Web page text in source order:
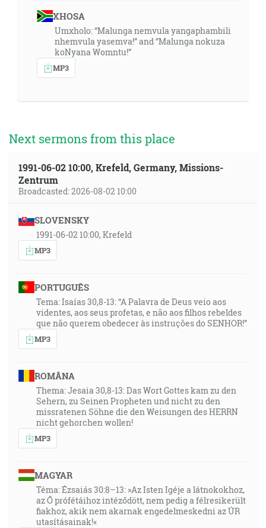
XHOSA
Umxholo: “Malunga nemvula yangaphambili
nhemvula yasemva!” and “Malunga nokuza
koNyana Womntu!”
MP3
Next sermons from this place
1991-06-02 10:00, Krefeld, Germany, Missions-
Zentrum
Broadcasted: 2026-08-02 10:00
SLOVENSKY
1991-06-02 10:00, Krefeld
MP3
PORTUGUÊS
Tema: Isaías 30,8-13: “A Palavra de Deus veio aos
videntes, aos seus profetas, e não aos filhos rebeldes
que não querem obedecer às instruções do SENHOR!”
MP3
ROMÂNA
Thema: Jesaia 30,8-13: Das Wort Gottes kam zu den
Sehern, zu Seinen Propheten und nicht zu den
missratenen Söhne die den Weisungen des HERRN
nicht gehorchen wollen!
MP3
MAGYAR
Téma: Ézsaiás 30:8–13: »Az Isten Igéje a látnokokhoz,
az Ő prófétáihoz intéződött, nem pedig a félresikerült
fiakhoz, akik nem akarnak engedelmeskedni az ÚR
utasításainak!«